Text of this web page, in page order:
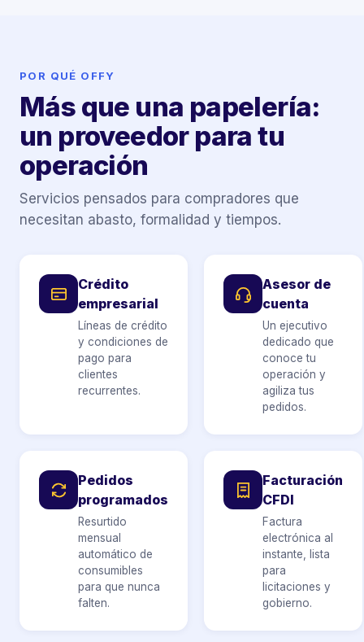
POR QUÉ OFFY
Más que una papelería:
un proveedor para tu
operación
Servicios pensados para compradores que
necesitan abasto, formalidad y tiempos.
Crédito
empresarial
Líneas de crédito
y condiciones de
pago para
clientes
recurrentes.
Asesor de
cuenta
Un ejecutivo
dedicado que
conoce tu
operación y
agiliza tus
pedidos.
Pedidos
programados
Resurtido
mensual
automático de
consumibles
para que nunca
falten.
Facturación
CFDI
Factura
electrónica al
instante, lista
para
licitaciones y
gobierno.